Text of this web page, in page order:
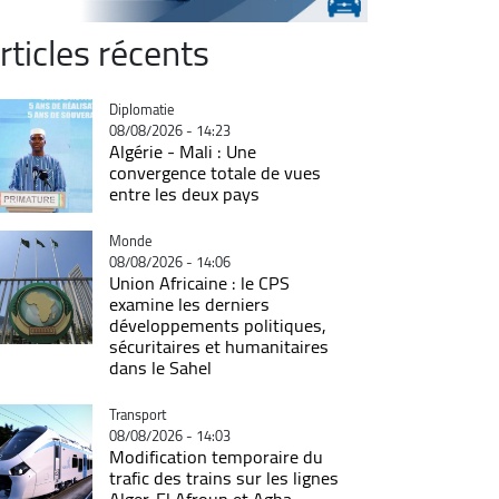
récents
Catégorie
Diplomatie
08/08/2026 - 14:23
Algérie - Mali : Une
convergence totale de vues
entre les deux pays
Catégorie
Monde
08/08/2026 - 14:06
Union Africaine : le CPS
examine les derniers
développements politiques,
sécuritaires et humanitaires
dans le Sahel
Catégorie
Transport
08/08/2026 - 14:03
Modification temporaire du
trafic des trains sur les lignes